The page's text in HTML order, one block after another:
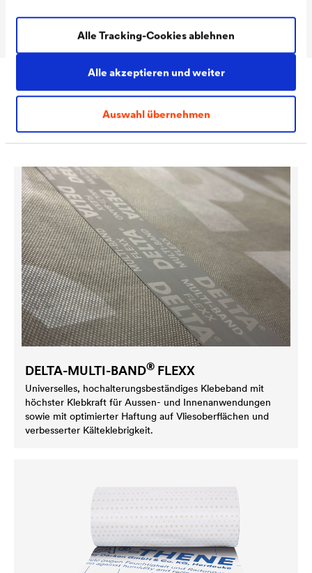
Alle akzeptieren und weiter
Auswahl übernehmen
Alle Tracking-Cookies ablehnen
Rollengewicht ca. 28 kg
DELTA-MULTI-BAND® FLEXX
Universelles, hochalterungsbeständiges Klebeband mit
höchster Klebkraft für Aussen- und Innenanwendungen
sowie mit optimierter Haftung auf Vliesoberflächen und
verbesserter Kälteklebrigkeit.